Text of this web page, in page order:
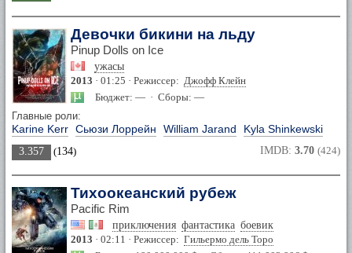
Девочки бикини на льду
Pinup Dolls on Ice
ужасы
2013 · 01:25 · Режиссер: Джофф Клейн
Бюджет: — · Сборы: —
Главные роли:
Karine Kerr Сьюзи Лоррейн William Jarand Kyla Shinkewski
3.357 (134) IMDB: 3.70 (424)
Тихоокеанский рубеж
Pacific Rim
приключения фантастика боевик
2013 · 02:11 · Режиссер: Гильермо дель Торо